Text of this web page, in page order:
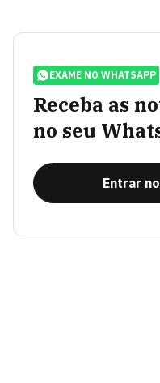
EXAME NO WHATSAPP
Receba as
no seu
Entrar